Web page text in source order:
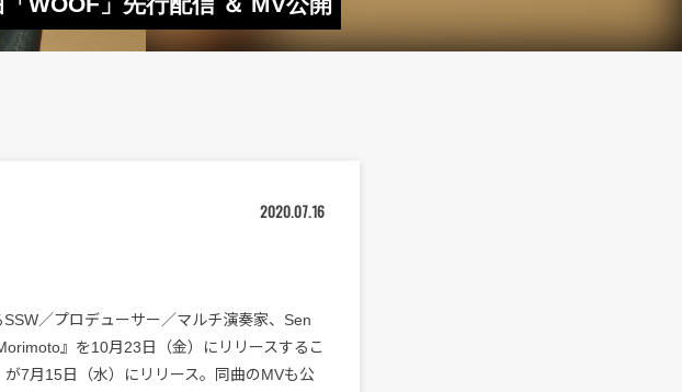
2020.07.16
／プロデューサー／マルチ演奏家、Sen
』を10月23日（金）にリリースするこ
7月15日（水）にリリース。同曲のMVも公